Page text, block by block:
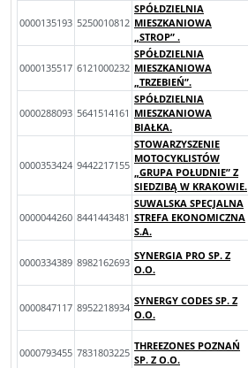
0000135193 5250010812
SPÓŁDZIELNIA
MIESZKANIOWA
„STROP” .
0000135517 6121000232
SPÓŁDZIELNIA
MIESZKANIOWA
„TRZEBIEŃ”.
0000288093 5641514161
SPÓŁDZIELNIA
MIESZKANIOWA
BIAŁKA.
0000353424 9442217155
STOWARZYSZENIE
MOTOCYKLISTÓW
„GRUPA POŁUDNIE” Z
SIEDZIBĄ W KRAKOWIE.
0000044260 8441443481
SUWALSKA SPECJALNA
STREFA EKONOMICZNA
S.A.
0000334389 8982162693
SYNERGIA PRO SP. Z
O.O.
0000847117 8952218934
SYNERGY CODES SP. Z
O.O.
0000793455 7831803225
THREEZONES POZNAŃ
SP. Z O.O.